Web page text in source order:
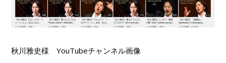
秋川雅史様 YouTubeチャンネル画像